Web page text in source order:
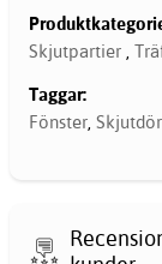
Skjutpartier ,
Taggar:
Fönster,